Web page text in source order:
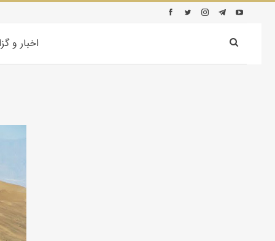
اخبار و